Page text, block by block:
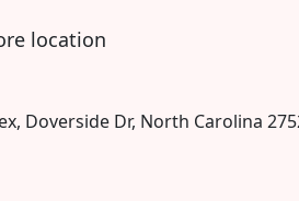
location
Doverside Dr, North Carolina